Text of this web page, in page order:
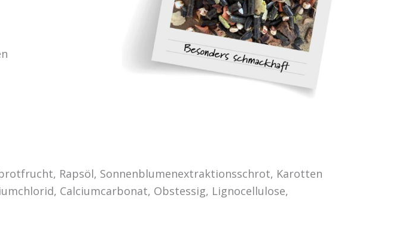
Rapsöl, Sonnenblumenextraktionsschrot, Karotten
Calciumcarbonat, Obstessig, Lignocellulose,